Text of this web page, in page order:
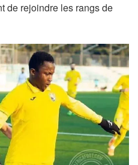
de rejoindre les rangs de